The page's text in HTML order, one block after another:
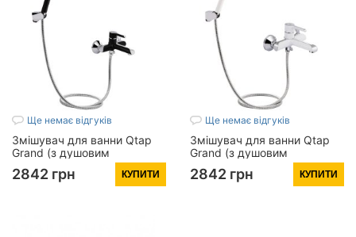
Ще немає відгуків
Змішувач для ванни Qtap
Grand (з душовим
гарнітуром) QTGRABCR006
Chrome/Black
2842 грн КУПИТИ
Ще немає відгуків
Змішувач для ванни Qtap
Grand (з душовим
гарнітуром) QTGRAWCR006
Chrome/White
2842 грн КУПИТИ